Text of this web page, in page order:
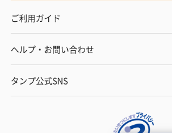
ご利用ガイド
ヘルプ・お問い合わせ
タンプ公式SNS